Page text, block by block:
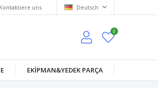
Kontaktiere uns Deutsch
0
EKİPMAN&YEDEK PARÇA